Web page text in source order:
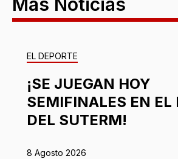
Más Noticias
EL DEPORTE
¡SE JUEGAN HOY
SEMIFINALES EN EL
DEL SUTERM!
8 Agosto 2026